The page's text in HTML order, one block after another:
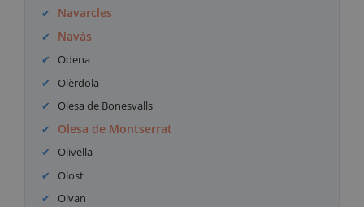
Navarcles
Navàs
Odena
Olèrdola
Olesa de Bonesvalls
Olesa de Montserrat
Olivella
Olost
Olvan